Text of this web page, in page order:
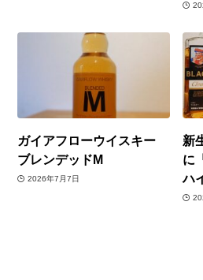
ガイアフローウイスキー
ブレンデッドM
2026年7月7日
新
に
ハ